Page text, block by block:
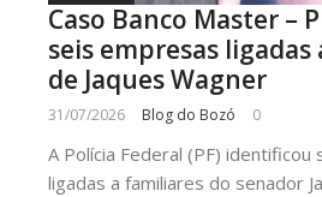
Caso Banco Master –
seis empresas
de Jaques Wagner
31/07/2026 Blog do Bozó 0
A Polícia Federal (PF) identificou
ligadas a familiares do senador